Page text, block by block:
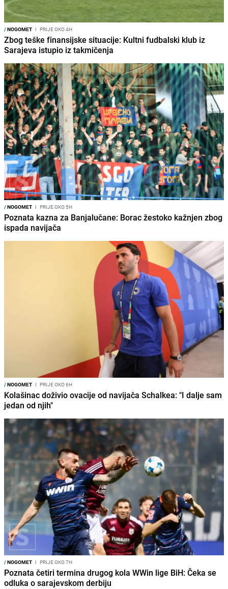
/NOGOMET I PRIJE OKO 4H
Zbog teške finansijske situacije: Kultni fudbalski klub iz
Sarajeva istupio iz takmičenja
/NOGOMET I PRIJE OKO 5H
Poznata kazna za Banjalučane: Borac žestoko kažnjen zbog
ispada navijača
/NOGOMET I PRIJE OKO 6H
Kolašinac doživio ovacije od navijača Schalkea: "I dalje sam
jedan od njih"
/NOGOMET I PRIJE OKO 7H
Poznata četiri termina drugog kola WWin lige BiH: Čeka se
odluka o sarajevskom derbiju